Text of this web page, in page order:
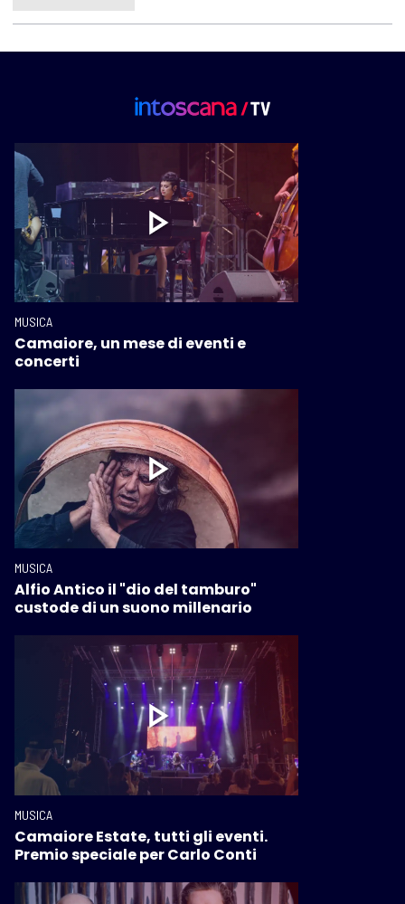
MUSICA
Camaiore, un mese di eventi e
concerti
MUSICA
Alfio Antico il "dio del tamburo"
custode di un suono millenario
MUSICA
Camaiore Estate, tutti gli eventi.
Premio speciale per Carlo Conti